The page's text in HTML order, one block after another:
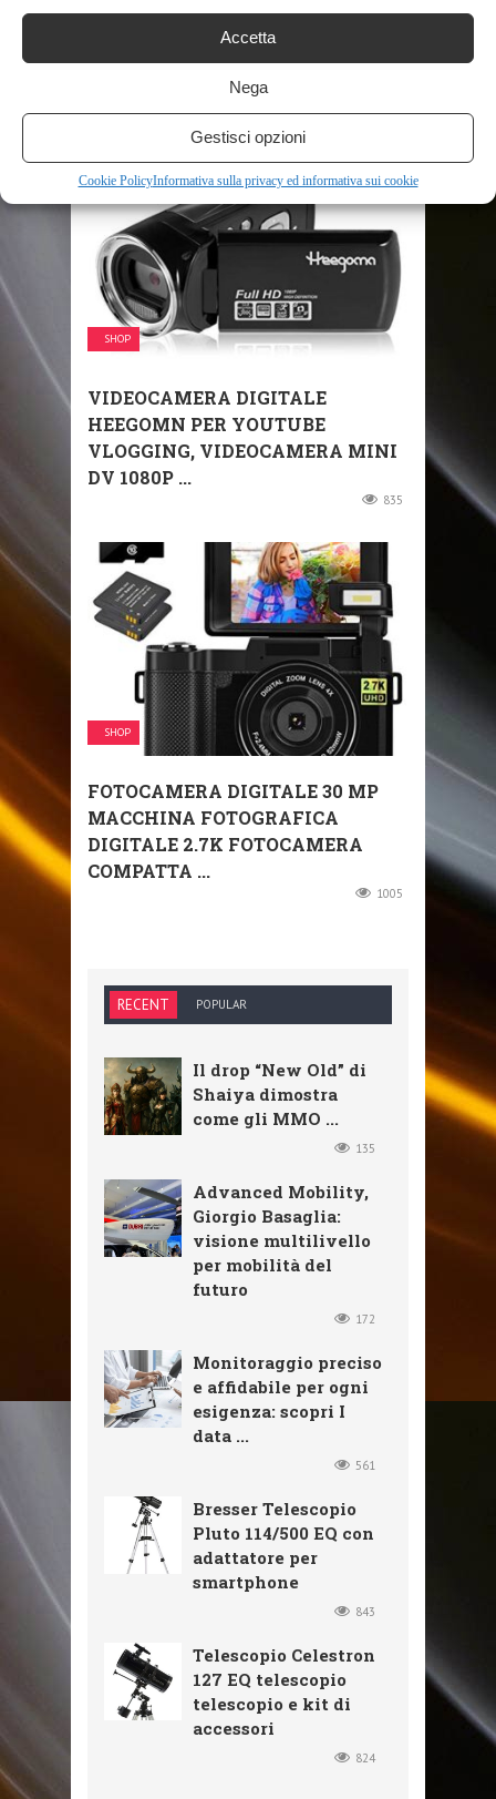
Accetta
Nega
Gestisci opzioni
Cookie PolicyInformativa sulla privacy ed informativa sui cookie
VIDEOCAMERA D’AZIONE 4K
CAMERA IMPERMEABILE ...
SHOP
VIDEOCAMERA DIGITALE
HEEGOMN PER YOUTUBE
VLOGGING, VIDEOCAMERA MINI
DV 1080P ...
835
SHOP
FOTOCAMERA DIGITALE 30 MP
MACCHINA FOTOGRAFICA
DIGITALE 2.7K FOTOCAMERA
COMPATTA ...
1005
RECENT POPULAR
Il drop “New Old” di
Shaiya dimostra
come gli MMO ...
135
Advanced Mobility,
Giorgio Basaglia:
visione multilivello
per mobilità del
futuro
172
Monitoraggio preciso
e affidabile per ogni
esigenza: scopri I
data ...
561
Bresser Telescopio
Pluto 114/500 EQ con
adattatore per
smartphone
843
Telescopio Celestron
127 EQ telescopio
telescopio e kit di
accessori
824